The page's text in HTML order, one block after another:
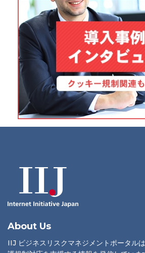
About Us
IIJ ビジネスリスクマネジメントポータル